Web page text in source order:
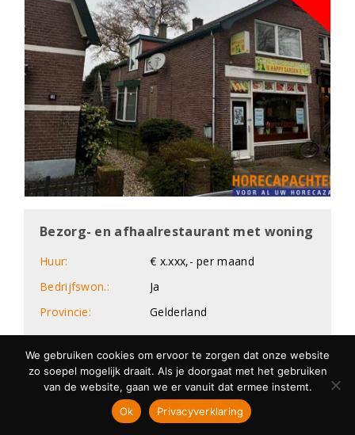
Bezorg- en afhaalrestaurant met woning
Huur:
€ x.xxx,- per maand
Bedrijfswon.:
Ja
Provincie:
Gelderland
We gebruiken cookies om ervoor te zorgen dat onze website
zo soepel mogelijk draait. Als je doorgaat met het gebruiken
van de website, gaan we er vanuit dat ermee instemt.
Ok
Privacyverklaring